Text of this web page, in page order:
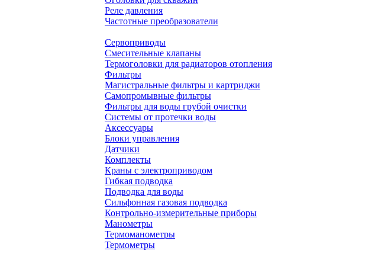
Реле давления
Частотные преобразователи
Сервоприводы
Смесительные клапаны
Термоголовки для радиаторов отопления
Фильтры
Магистральные фильтры и картриджи
Самопромывные фильтры
Фильтры для воды грубой очистки
Системы от протечки воды
Аксессуары
Блоки управления
Датчики
Комплекты
Краны с электроприводом
Гибкая подводка
Подводка для воды
Сильфонная газовая подводка
Контрольно-измерительные приборы
Манометры
Термоманометры
Термометры